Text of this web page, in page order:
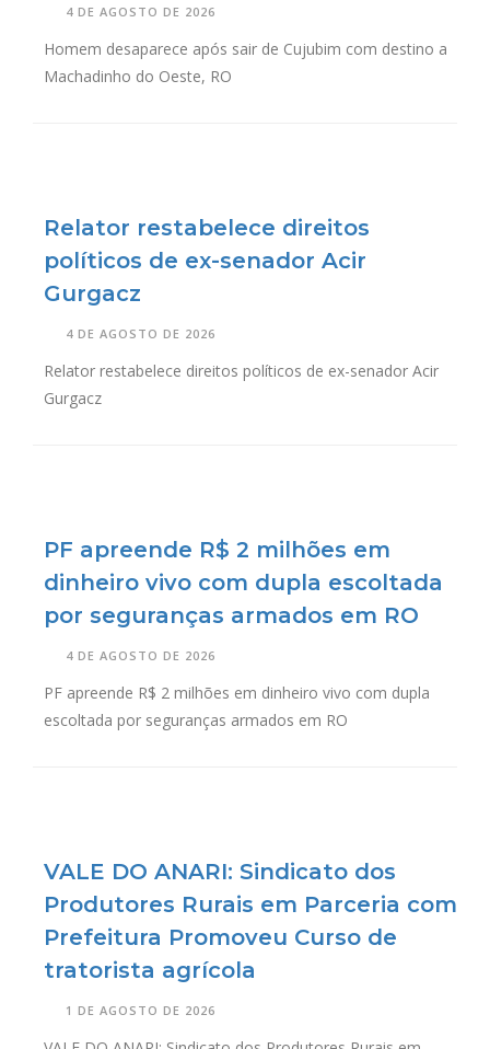
4 DE AGOSTO DE 2026
Homem desaparece após sair de Cujubim com destino a
Machadinho do Oeste, RO
Relator restabelece direitos
políticos de ex-senador Acir
Gurgacz
4 DE AGOSTO DE 2026
Relator restabelece direitos políticos de ex-senador Acir
Gurgacz
PF apreende R$ 2 milhões em
dinheiro vivo com dupla escoltada
por seguranças armados em RO
4 DE AGOSTO DE 2026
PF apreende R$ 2 milhões em dinheiro vivo com dupla
escoltada por seguranças armados em RO
VALE DO ANARI: Sindicato dos
Produtores Rurais em Parceria com
Prefeitura Promoveu Curso de
tratorista agrícola
1 DE AGOSTO DE 2026